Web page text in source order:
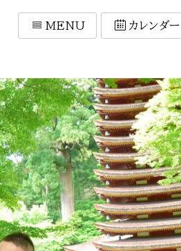
MENU カレンダー